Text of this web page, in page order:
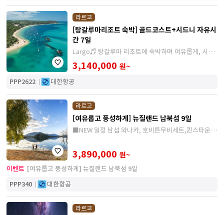
라르고
[탕갈루마리조트 숙박] 골드코스트+시드니 자유시
간 7일
Largo♬ 탕갈루마 리조트에 숙박하며 여유롭게, 시드
니에서 알차게 \
3,140,000 원~
PPP2622 대한항공
라르고
[여유롭고 풍성하게] 뉴질랜드 남북섬 9일
■NEW 일정 남섬 와나카, 호비튼무비세트,퀸스타운
3,890,000 원~
이벤트 [여유롭고 풍성하게] 뉴질랜드 남북섬 9일
PPP340
대한항공
라르고